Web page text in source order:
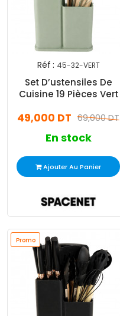
Réf : 45-32-VERT
Set D’ustensiles De
Cuisine 19 Pièces Vert
69,000 DT
49,000 DT
En stock
Ajouter Au Panier
Promo